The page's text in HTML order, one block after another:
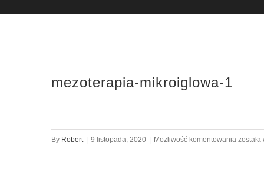
mezoterapia-mikroiglowa-1
By Robert 9 listopada, 2020 Możliwość komentowania została